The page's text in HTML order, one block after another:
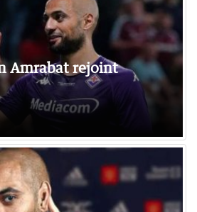
Amrabat rejoint